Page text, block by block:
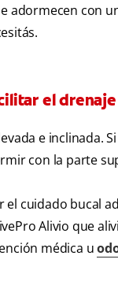
adormecen con
el drenaje
e inclinada.
con la parte
el cuidado bucal
Alivio que
médica u